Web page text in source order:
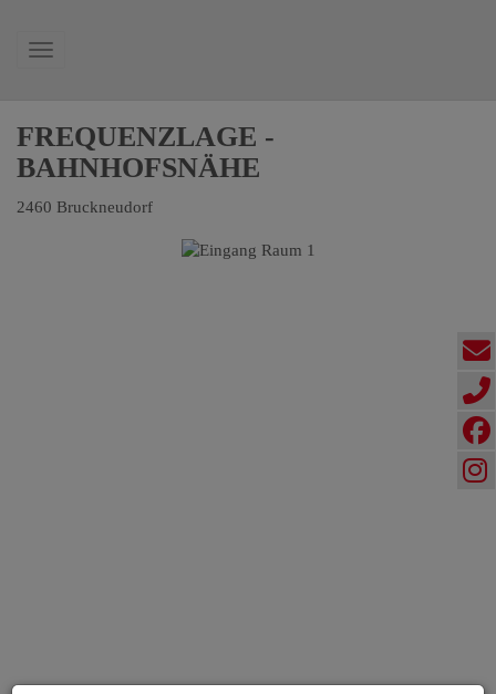
Navigation anzeigen
FREQUENZLAGE -
BAHNHOFSNÄHE
2460 Bruckneudorf